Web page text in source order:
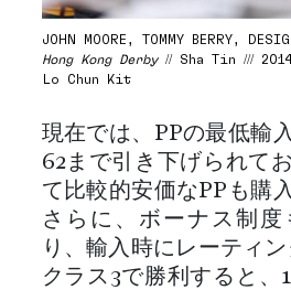
JOHN MOORE, TOMMY BERRY,
Hong Kong Derby// Sha Tin ///
Lo Chun Kit
現在では、PPの最低輸
62まで引き下げられて
て比較的安価なPPも購
さらに、ボーナス制
り、輸入時にレーティ
クラス3で勝利すると、